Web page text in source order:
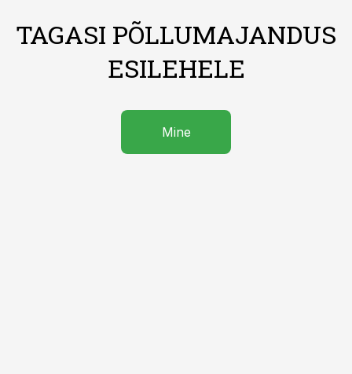
TAGASI PÕLLUMAJANDUS
ESILEHELE
Mine